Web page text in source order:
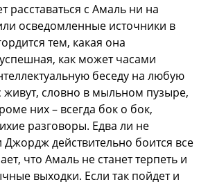
расставаться с Амаль ни на
осведомленные источники в
тем, какая она
как может часами
беседу на любую
живут, словно в мыльном пузыре,
них – всегда бок о бок,
разговоры. Едва ли не
действительно боится все
что Амаль не станет терпеть и
выходки. Если так пойдет и